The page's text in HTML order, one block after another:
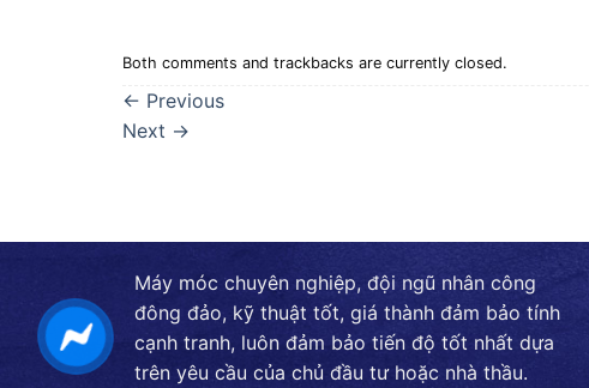
Both comments and trackbacks are currently closed.
← Previous
Next →
Máy móc chuyên nghiệp, đội ngũ nhân công
đông đảo, kỹ thuật tốt, giá thành đảm bảo tính
cạnh tranh, luôn đảm bảo tiến độ tốt nhất dựa
trên yêu cầu của chủ đầu tư hoặc nhà thầu.